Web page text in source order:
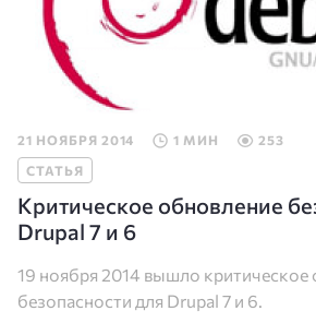
21 НОЯБРЯ 2014 1 МИН
253
СТАТЬЯ
Критическое обновление
Drupal 7 и 6
19 ноября 2014 вышло критическое
безопасности для Drupal 7 и 6.